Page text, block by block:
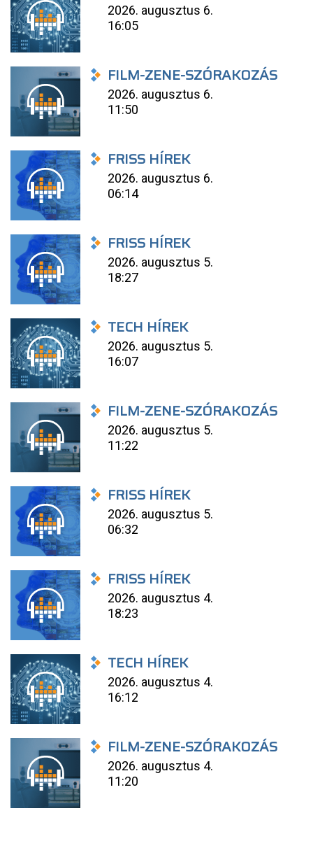
2026. augusztus 6.
16:05
FILM-ZENE-SZÓRAKOZÁS
2026. augusztus 6.
11:50
FRISS HÍREK
2026. augusztus 6.
06:14
FRISS HÍREK
2026. augusztus 5.
18:27
TECH HÍREK
2026. augusztus 5.
16:07
FILM-ZENE-SZÓRAKOZÁS
2026. augusztus 5.
11:22
FRISS HÍREK
2026. augusztus 5.
06:32
FRISS HÍREK
2026. augusztus 4.
18:23
TECH HÍREK
2026. augusztus 4.
16:12
FILM-ZENE-SZÓRAKOZÁS
2026. augusztus 4.
11:20